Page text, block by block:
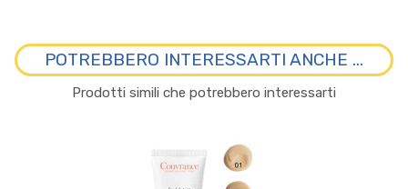
POTREBBERO INTERESSARTI ANCHE ...
Prodotti simili che potrebbero interessarti